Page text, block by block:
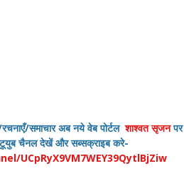
समाचार अब नये वेब पोर्टलशाश्वत सृजनपर
चैनल देखें और सब्सक्राइब करे-
UCpRyX9VM7WEY39QytlBjZiw